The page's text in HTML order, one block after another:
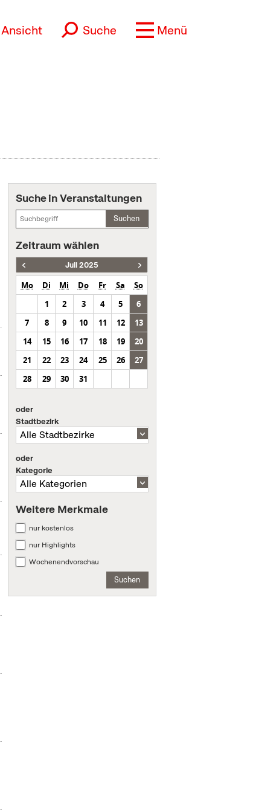
Ansicht Suche Menü
Suche in Veranstaltungen
Suchen
Zeitraum wählen
Juli 2025
Mo Di Mi Do Fr Sa
So
1
2 3 4 5
6
7
8 9 10 11 12
13
14
15 16 17 18 19
20
21
22 23 24 25 26
27
28
29 30 31
oder
Stadtbezirk
oder
Kategorie
Weitere Merkmale
nur kostenlos
nur Highlights
Wochenendvorschau
Suchen